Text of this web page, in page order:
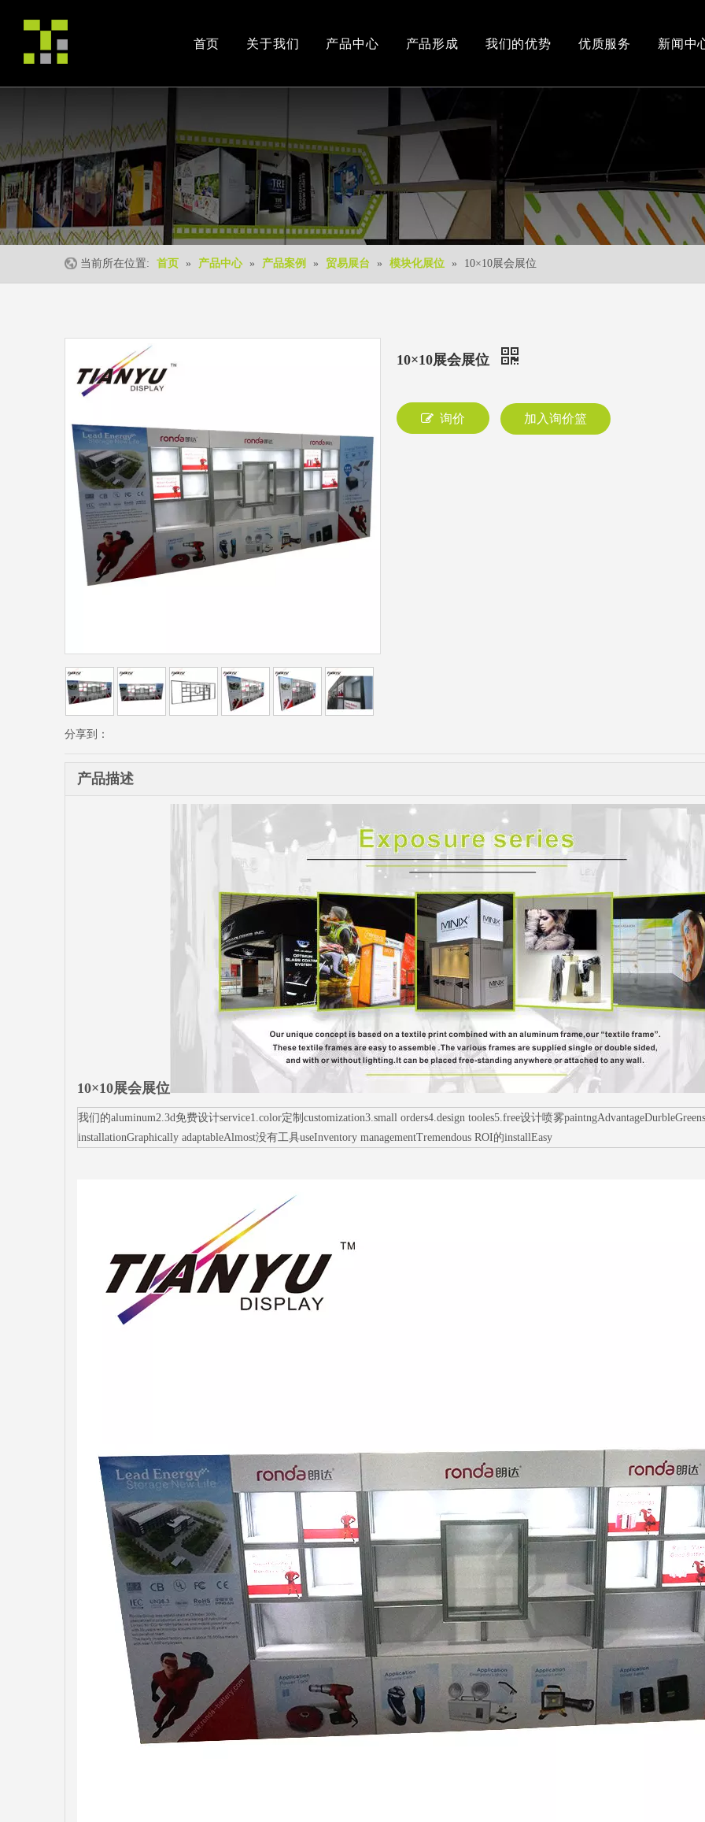
首页 关于我们
办公和车间环境
产品中心 产品形成 我们的优势 优质服务 新闻中
当前所在位置: 首页 » 产品中心 » 产品案例 » 贸易展台 » 模块化展位 » 10×10展会展位
分享到：
10×10展会展位
询价 加入询价篮
产品描述
10×10展会展位
我们的aluminum2.3d免费设计service1.color定制customization3.small orders4.design tooles5.free设计喷雾
installationGraphically adaptableAlmost没有工具useInventory managementTremendous ROI的installEasy